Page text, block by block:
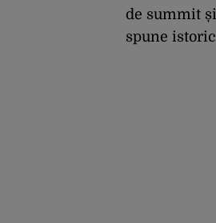
de summit
spune